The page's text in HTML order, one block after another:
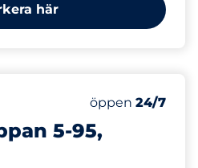
här
5-95,
Antal
Totalt antal
Måndag
öppen 24/7